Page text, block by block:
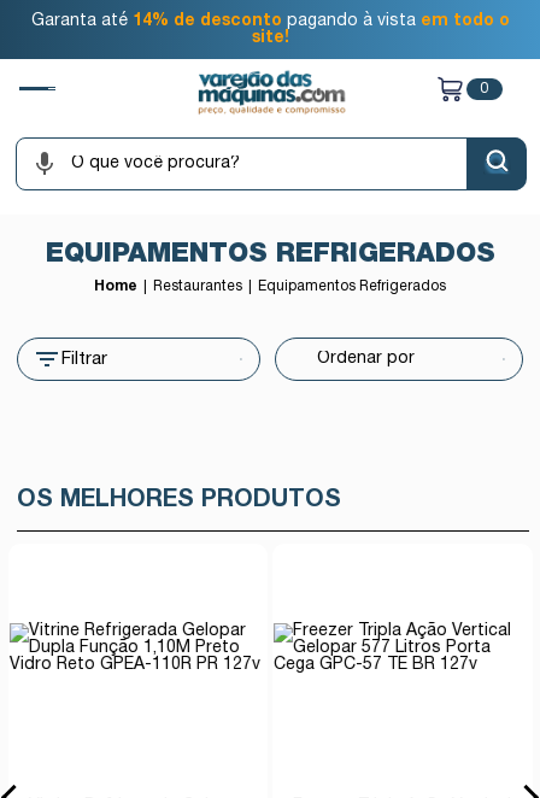
Garanta até 14% de desconto pagando à vista em todo o
site!
0
EQUIPAMENTOS REFRIGERADOS
Home Restaurantes Equipamentos Refrigerados
Filtrar
OS MELHORES PRODUTOS